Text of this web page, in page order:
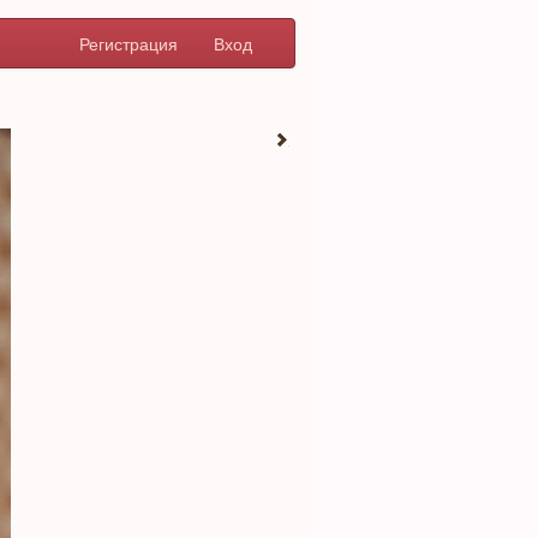
Регистрация Вход